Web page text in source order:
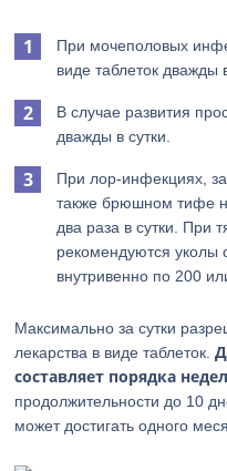
При мочеполовых
виде таблеток дважды
В случае развития
дважды в сутки.
При лор-инфекциях,
также брюшном тифе
два раза в сутки. При
рекомендуются уколы
внутривенно по 200
Максимально за сутки
лекарства в виде таблеток.
составляет порядка
продолжительности до 10
может достигать одного